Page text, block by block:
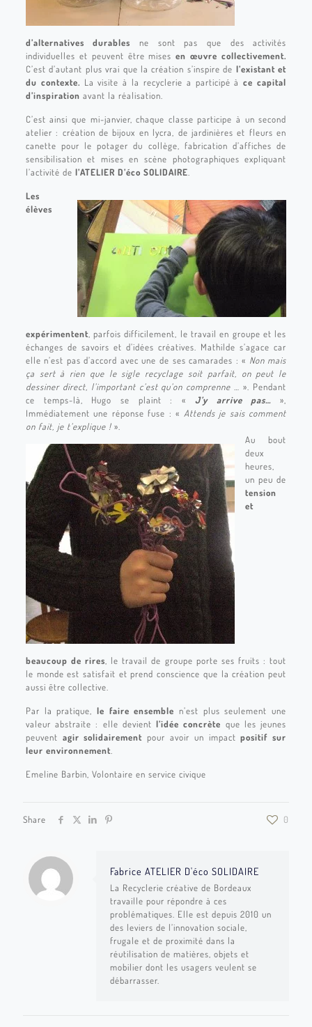
d’alternatives durables ne sont pas que des activités
individuelles et peuvent être misesen œuvre collectivement.
C’est d’autant plus vrai que la création s’inspire de l’existant et
du contexte. La visite à la recyclerie a participé àce capital
d’inspiration avant la réalisation.
C’est ainsi que mi-janvier, chaque classe participe à un second
atelier : création de bijoux en lycra, de jardinières et fleurs en
canette pour le potager du collège, fabrication d’affiches de
sensibilisation et mises en scène photographiques expliquant
l’activité de l’ATELIER D’éco SOLIDAIRE
Les
élèves
expérimentent, parfois difficilement, le travail en groupe et les
échanges de savoirs et d’idées créatives. Mathilde s’agace car
elle n’est pas d’accord avec une de ses camarades : « Non mais
ça sert à rien que le sigle recyclage soit parfait, on peut le
dessiner direct, l’important c’est qu’on comprenne …». Pendant
ce temps-là, Hugo se plaint : « J’y arrive pas… »,
Immédiatement une réponse fuse : « Attends je sais comment
on fait, je t’explique !».
Au bout
deux
heures,
un peu de
tension
et
beaucoup de rires , le travail de groupe porte ses fruits : tout
le monde est satisfait et prend conscience que la création peut
aussi être collective.
Par la pratique, le faire ensemble n’est plus seulement une
valeur abstraite : elle devient l’idée concrète que les jeunes
peuvent agir solidairement pour avoir un impactpositif sur
leur environnement.
Emeline Barbin, Volontaire en service civique
Share 0
Fabrice ATELIER D'éco SOLIDAIRE
La Recyclerie créative de Bordeaux
travaille pour répondre à ces
problématiques. Elle est depuis 2010 un
des leviers de l’innovation sociale,
frugale et de proximité dans la
réutilisation de matières, objets et
mobilier dont les usagers veulent se
débarrasser.